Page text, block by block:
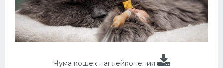
Чума кошек панлейкопения